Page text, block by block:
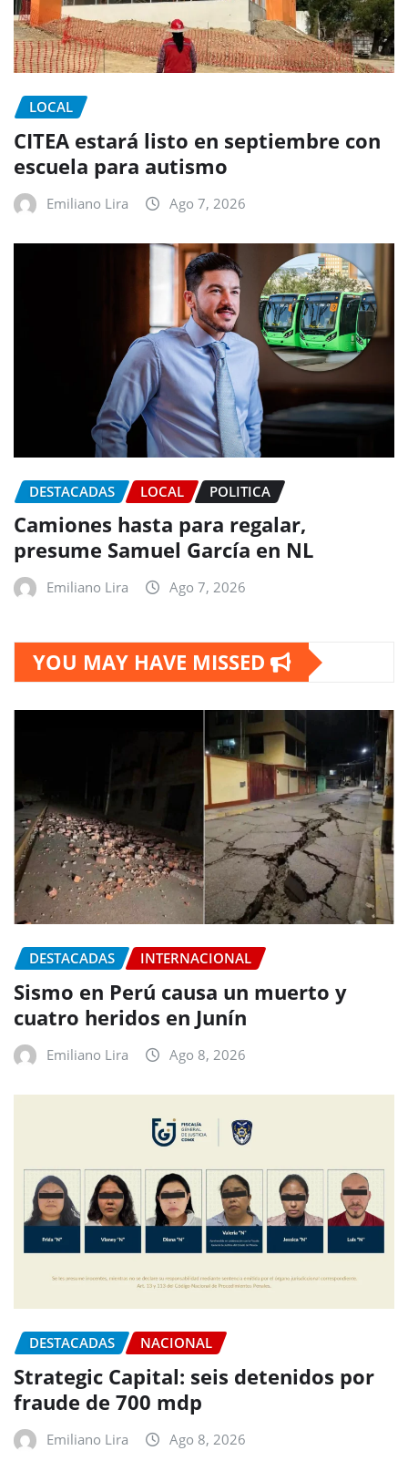
LOCAL
CITEA estará listo en septiembre con
escuela para autismo
Emiliano Lira Ago 7, 2026
DESTACADAS LOCAL POLITICA
Camiones hasta para regalar,
presume Samuel García en NL
Emiliano Lira Ago 7, 2026
YOU MAY HAVE MISSED
DESTACADAS INTERNACIONAL
Sismo en Perú causa un muerto y
cuatro heridos en Junín
Emiliano Lira Ago 8, 2026
DESTACADAS NACIONAL
Strategic Capital: seis detenidos por
fraude de 700 mdp
Emiliano Lira Ago 8, 2026